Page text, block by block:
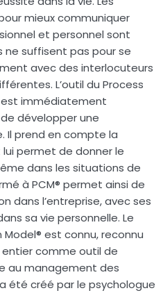
mieux communiquer
et personnel sont
suffisent pas pour se
avec des interlocuteurs
L’outil du Process
immédiatement
développer une
Il prend en compte la
permet de donner le
dans les situations de
à PCM® permet ainsi de
dans l’entreprise, avec ses
sa vie personnelle. Le
est connu, reconnu
comme outil de
au management des
été créé par le psychologue